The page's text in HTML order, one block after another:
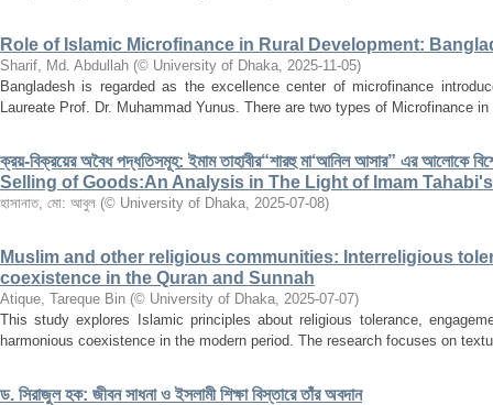
Role of Islamic Microfinance in Rural Development:
Sharif, Md. Abdullah (© University of Dhaka, 2025-11-05)
Bangladesh is regarded as the excellence center of microfinance
Laureate Prof. Dr. Muhammad Yunus. There are two types of Microfinance
ক্রয়-বিক্রয়ের অবৈধ পদ্ধতিসমূহ: ইমাম তাহাবীর“শারহু মা‘আনিল আসার” এর
Selling of Goods:An Analysis in The Light of Imam
হাসানাত, মো: আবুল (© University of Dhaka, 2025-07-08)
Muslim and other religious communities: Interreligious
coexistence in the Quran and Sunnah
Atique, Tareque Bin (© University of Dhaka, 2025-07-07)
This study explores Islamic principles about religious tolerance,
harmonious coexistence in the modern period. The research focuses on
ড. সিরাজুল হক: জীবন সাধনা ও ইসলামী শিক্ষা বিস্তারে তাঁর অবদান